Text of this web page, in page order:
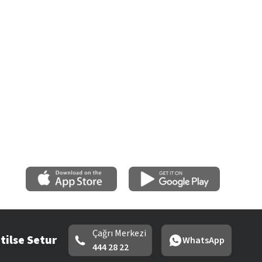
Setur
Çağrı Merkezi
444 28 22
WhatsApp